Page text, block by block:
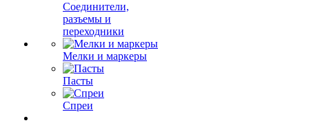
Соединители,
разъемы и
переходники
Мелки и маркеры
Пасты
Спреи